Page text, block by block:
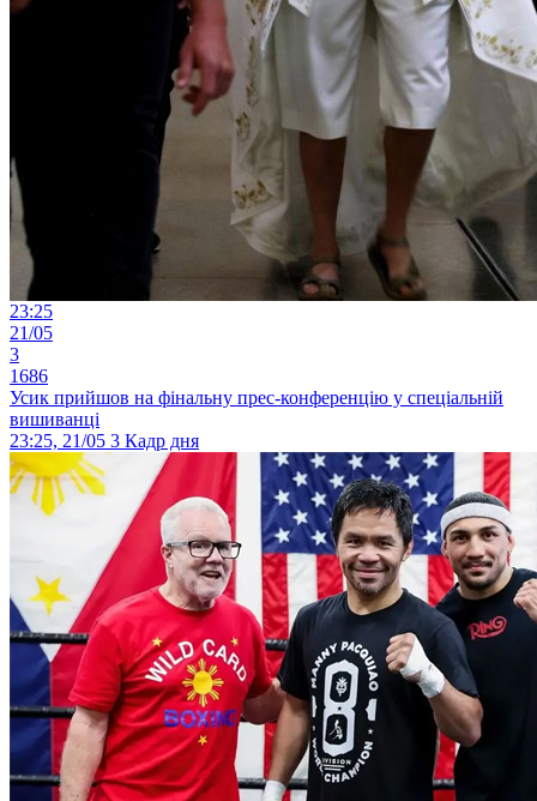
23:25
21/05
3
1686
Усик прийшов на фінальну прес-конференцію у спеціальній
вишиванці
23:25, 21/05 3 Кадр дня